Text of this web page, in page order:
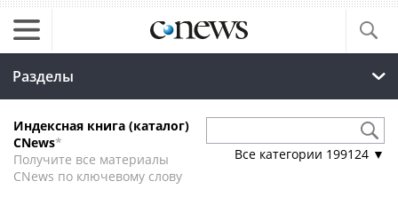
Разделы
Индексная книга (каталог)
CNews*
Получите все материалы
CNews по ключевому слову
Все категории 199124 ▼